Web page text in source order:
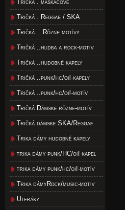
Tričká . maskáčové
Tričká . Reggae / SKA
Tričká ...Rôzne motívy
Tričká ..hudba a rock-motiv
Tričká ..hudobné kapely
Tričká ..punk/hc/oi!-kapely
Tričká ..punk/hc/oi!-motív
Tričká Dámske rôzne-motív
Tričká dámske SKA/Reggae
Trika dámy hudobné kapely
trika dámy punk/HC/oi!-kapel
trika dámy punk/hc/oi!-motív
Trika dámyRock/music-motiv
Uteráky